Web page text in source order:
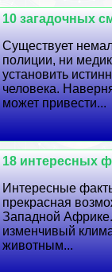
10 загадочных
Существует
полиции, ни
установить
человека.
может привести...
18 интересных
Интересные
прекрасная
Западной
изменчивый
животным...